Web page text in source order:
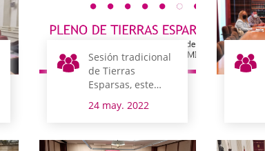
Sesión tradicional
de Tierras
Esparsas, este
Armiñón
24 may. 2022